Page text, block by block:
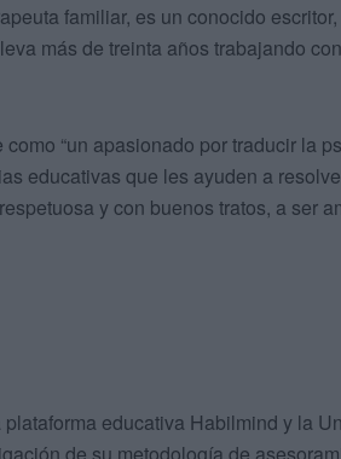
familiar, es un conocido
más de treinta años trabajando
como “un apasionado por traducir la
educativas que les ayuden a
y con buenos tratos, a ser
educativa Habilmind y la